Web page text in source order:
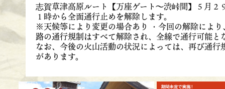
志賀草津高原ルート【万座ゲート～渋峠間】５月２
１時から全面通行止めを解除します。
※天候等により変更の場合あり ・今回の解除によ
路の通行規制はすべて解除され、全線で通行可能と
なお、今後の火山活動の状況によっては、再び通行
があります。